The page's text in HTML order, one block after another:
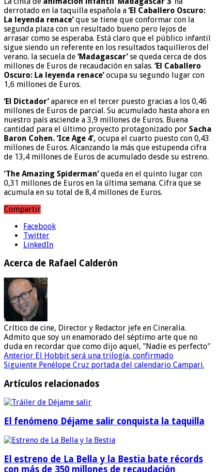
derrotado en la taquilla española a ‘El Caballero Oscuro:
La leyenda renace’que se tiene que conformar con la
segunda plaza con un resultado bueno pero lejos de
arrasar como se esperaba. Está claro que el público infantil
sigue siendo un referente en los resultados taquilleros del
verano. la secuela de ‘Madagascar’se queda cerca de dos
millones de Euros de recaudación en salas. ‘El Caballero
Oscuro: La leyenda renace’ocupa su segundo lugar con
1,6 millones de Euros.
‘El Dictador’aparece en el tercer puesto gracias a los 0,46
millones de Euros de parcial. Su acumulado hasta ahora en
nuestro país asciende a 3,9 millones de Euros. Buena
cantidad para el último proyecto protagonizado por Sacha
Baron Cohen. ‘Ice Age 4’, ocupa el cuarto puesto con 0,43
millones de Euros. Alcanzando la más que estupenda cifra
de 13,4 millones de Euros de acumulado desde su estreno.
‘The Amazing Spiderman’queda en el quinto lugar con
0,31 millones de Euros en la última semana. Cifra que se
acumula en su total de 8,4 millones de Euros.
Compartir
Facebook
Twitter
LinkedIn
Acerca de Rafael Calderón
Crítico de cine, Director y Redactor jefe en Cineralia.
Admito que soy un enamorado del séptimo arte que no
duda en recordar que como dijo aquel, "Nadie es perfecto"
Anterior El Hobbit será una trilogía, confirmado
Siguiente Penélope Cruz portada del calendario Campari.
Artículos relacionados
El fenómeno Déjame salir conquista la taquilla
El estreno de La Bella y la Bestia bate récords
con más de 350 millones de recaudación